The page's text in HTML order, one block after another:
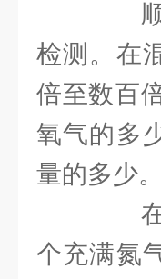
顺
检测。在
倍至数百
氧气的多
量的多少。
在
个充满氮